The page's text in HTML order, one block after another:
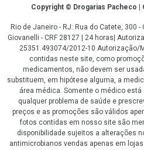
CopyrightCopyright © Drogarias Pacheco |
Rio de Janeiro - RJ: Rua do Catete, 300 -
Giovanelli - CRF 28127 | 24 horas|
25351.493074/2012-10 Autorização/
contidas neste site, como
medicamentos, não devem ser
substituem, em hipótese alguma, a
área médica. Somente o médico
qualquer problema de saúde e
preços e as promoções são válidos
fotos contidas em nosso site são
disponibilidade sujeitos a alterações
antimicrobianos vendas apenas em